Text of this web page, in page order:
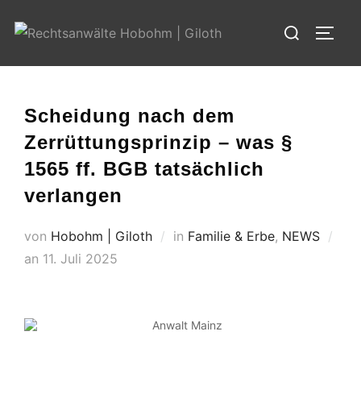
Inhalt
Suchen
Scheidung nach dem
Zerrüttungsprinzip – was §
1565 ff. BGB tatsächlich
verlangen
von Hobohm | Giloth in Familie & Erbe, NEWS
an Veröffentlicht
11. Juli 2025